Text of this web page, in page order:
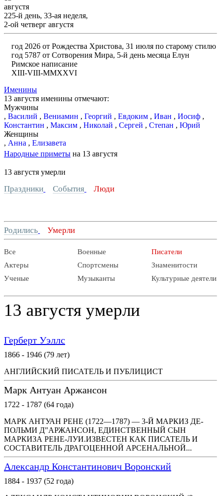
августя
225-й день, 33-ая неделя,
2-ой четверг августя
год 2026 от Рождества Христова, 31 июля по старому стилю
год 5787 от Сотворения Мира, 5-й день месяца Елун
Римское написание
XIII-VIII-MMXXVI
Именины
13 августя именины отмечают:
Мужчины
, Василий , Вениамин , Георгий , Евдоким , Иван , Иосиф ,
Константин , Максим , Николай , Сергей , Степан , Юрий
Женщины
, Анна , Елизавета
Народные приметы на 13 августя
13 августя умерли
Праздники События Люди
Родились Умерли
Все
Актеры
Ученые
Военные
Спортсмены
Музыканты
Писатели
Знаменитости
Культурные деятели
13 августя умерли
Герберт Уэллс
1866 - 1946 (79 лет)
АНГЛИЙСКИЙ ПИСАТЕЛЬ И ПУБЛИЦИСТ
Марк Антуан Аржансон
1722 - 1787 (64 года)
МАРК АНТУАН РЕНЕ (1722—1787) — 3-Й МАРКИЗ ДЕ-
ПОЛЬМИ Д"АРЖАНСОН, ЕДИНСТВЕННЫЙ СЫН
МАРКИЗА РЕНЕ-ЛУИ.ИЗВЕСТЕН КАК ПИСАТЕЛЬ И
СОСТАВИТЕЛЬ ДРАГОЦЕННОЙ АРСЕНАЛЬНОЙ...
Александр Константинович Воронский
1884 - 1937 (52 года)